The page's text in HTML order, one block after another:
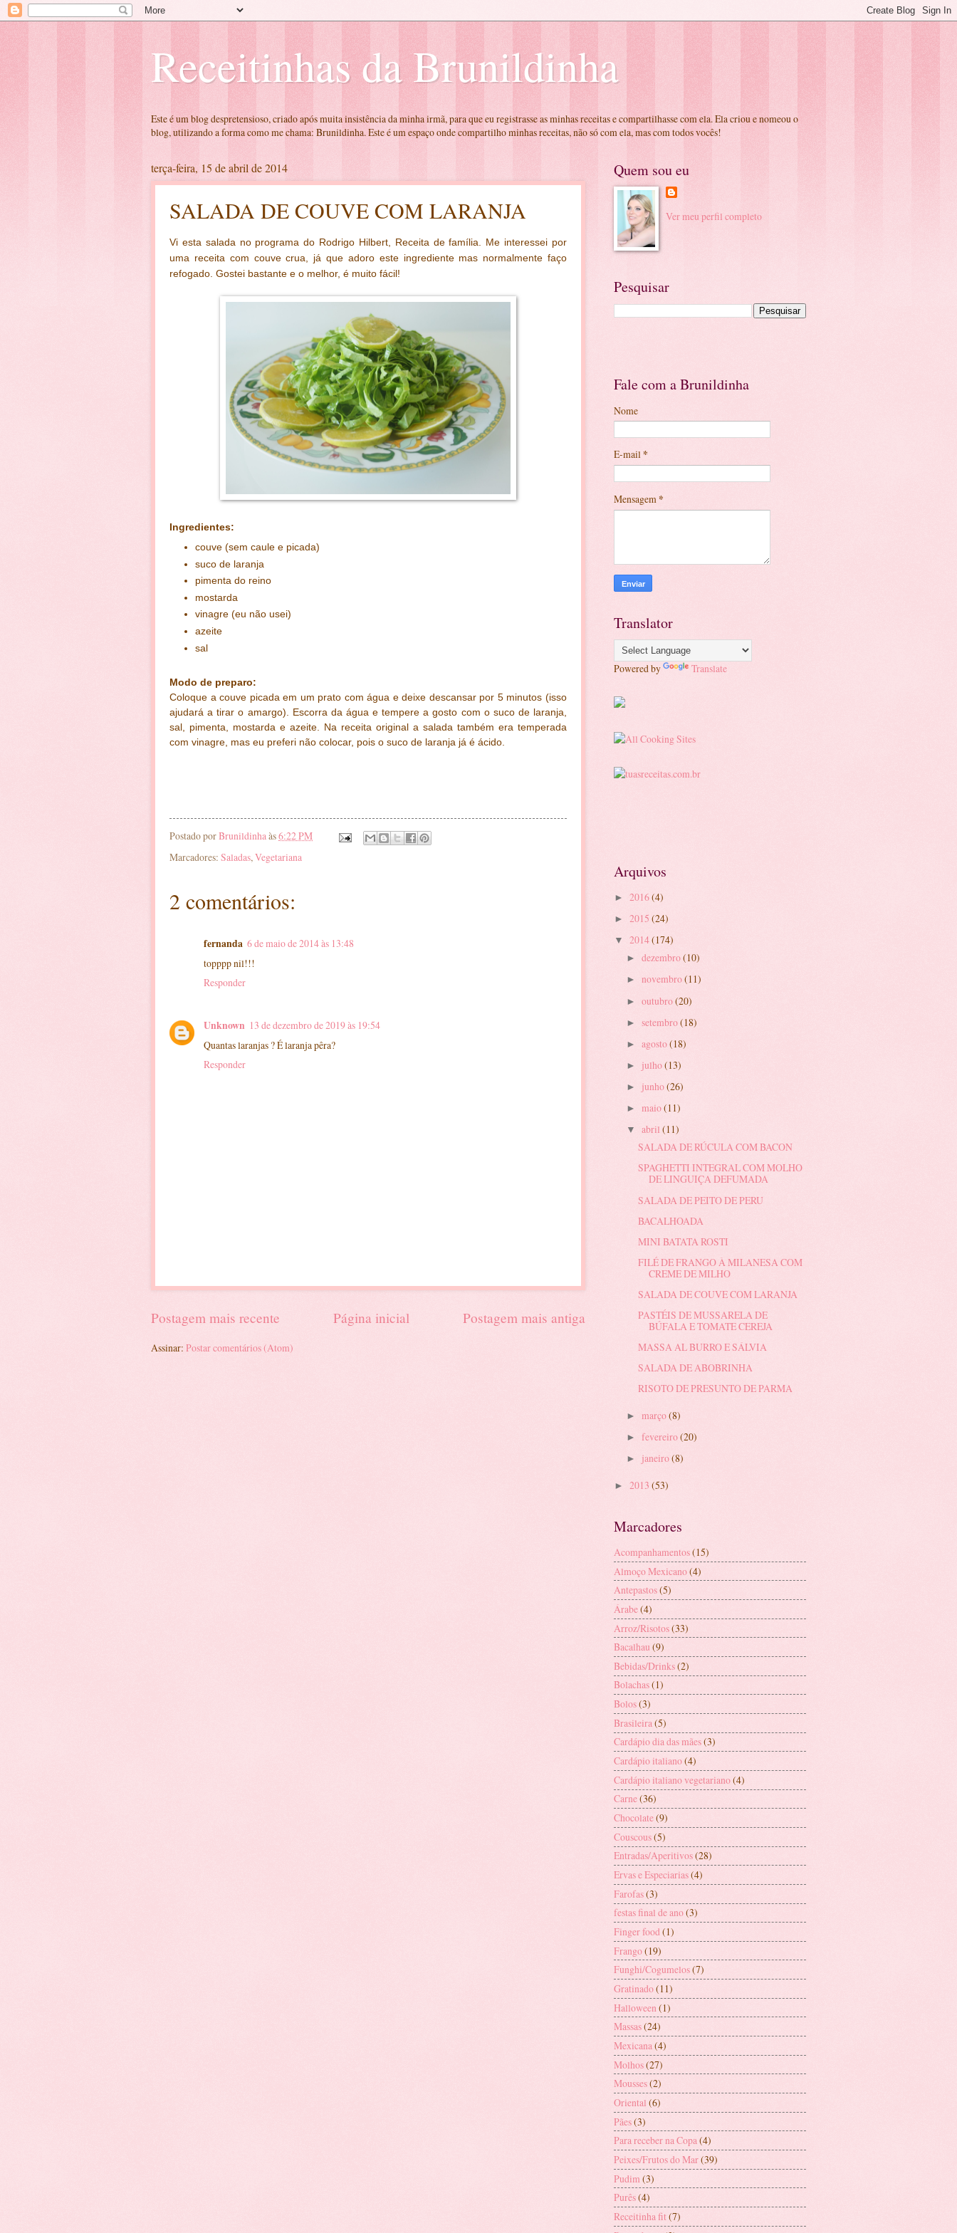
Receitinhas da Brunildinha
Este é um blog despretensioso, criado após muita insistência da minha irmã, para que eu registrasse as minhas receitas e compartilhasse com ela. Ela criou e nomeou o
blog, utilizando a forma como me chama: Brunildinha. Este é um espaço onde compartilho minhas receitas, não só com ela, mas com todos vocês!
terça-feira, 15 de abril de 2014
SALADA DE COUVE COM LARANJA
Vi esta salada no programa do Rodrigo Hilbert, Receita de família. Me interessei por
uma receita com couve crua, já que adoro este ingrediente mas normalmente faço
refogado. Gostei bastante e o melhor, é muito fácil!
Ingredientes:
couve (sem caule e picada)
suco de laranja
pimenta do reino
mostarda
vinagre (eu não usei)
azeite
sal
Modo de preparo:
Coloque a couve picada em um prato com água e deixe descansar por 5 minutos (isso
ajudará a tirar o amargo). Escorra da água e tempere a gosto com o suco de laranja,
sal, pimenta, mostarda e azeite. Na receita original a salada também era temperada
com vinagre, mas eu preferi não colocar, pois o suco de laranja já é ácido.
Postado porBrunildinhaàs6:22 PM
Marcadores: Saladas,Vegetariana
2 comentários:
fernanda 6 de maio de 2014 às 13:48
topppp nil!!!
Responder
Unknown 13 de dezembro de 2019 às 19:54
Quantas laranjas ? É laranja pêra?
Responder
Postagem mais recente Postagem mais antiga
Página inicial
Assinar: Postar comentários (Atom)
Quem sou eu
Ver meu perfil completo
Pesquisar
Fale com a Brunildinha
Nome
E-mail*
Mensagem *
Translator
Powered by Translate
Arquivos
► 2016(4)
► 2015 (24)
▼ 2014(174)
► dezembro(10)
► novembro(11)
► outubro(20)
► setembro(18)
► agosto(18)
► julho(13)
► junho(26)
► maio(11)
▼ abril (11)
SALADA DE RÚCULA COM BACON
SPAGHETTI INTEGRAL COM MOLHO
DE LINGUIÇA DEFUMADA
SALADA DE PEITO DE PERU
BACALHOADA
MINI BATATA ROSTI
FILÉ DE FRANGO À MILANESA COM
CREME DE MILHO
SALADA DE COUVE COM LARANJA
PASTÉIS DE MUSSARELA DE
BÚFALA E TOMATE CEREJA
MASSA AL BURRO E SÁLVIA
SALADA DE ABOBRINHA
RISOTO DE PRESUNTO DE PARMA
► março(8)
► fevereiro(20)
► janeiro(8)
► 2013 (53)
Marcadores
Acompanhamentos(15)
Almoço Mexicano(4)
Antepastos(5)
Árabe(4)
Arroz/Risotos(33)
Bacalhau (9)
Bebidas/Drinks(2)
Bolachas(1)
Bolos(3)
Brasileira (5)
Cardápio dia das mães(3)
Cardápio italiano(4)
Cardápio italiano vegetariano(4)
Carne(36)
Chocolate(9)
Couscous(5)
Entradas/Aperitivos(28)
Ervas e Especiarias(4)
Farofas(3)
festas final de ano(3)
Finger food(1)
Frango(19)
Funghi/Cogumelos(7)
Gratinado(11)
Halloween (1)
Massas(24)
Mexicana(4)
Molhos(27)
Mousses(2)
Oriental (6)
Pães(3)
Para receber na Copa(4)
Peixes/Frutos do Mar(39)
Pudim (3)
Purês(4)
Receitinha fit(7)